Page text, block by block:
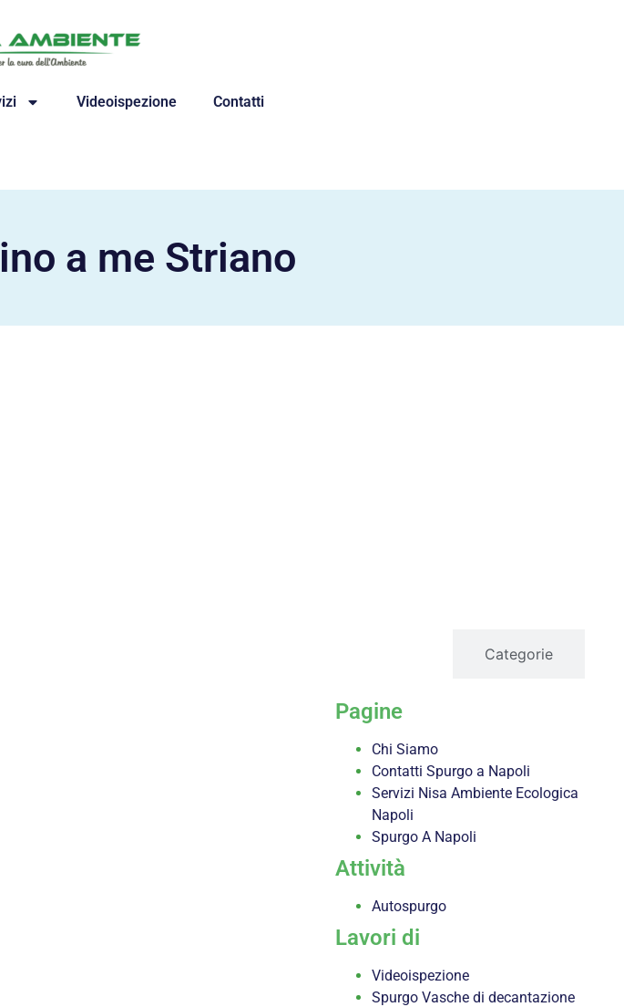
Videoispezione Contatti
a me Striano
Categorie
Pagine
Chi Siamo
Contatti Spurgo a Napoli
Servizi Nisa Ambiente Ecologica
Napoli
Spurgo A Napoli
Attività
Autospurgo
Lavori di
Videoispezione
Spurgo Vasche di decantazione